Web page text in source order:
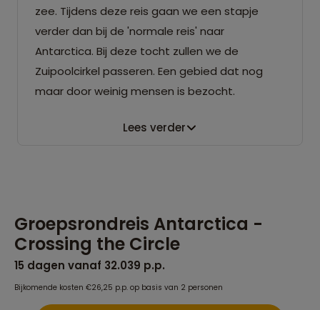
zee. Tijdens deze reis gaan we een stapje
verder dan bij de 'normale reis' naar
Antarctica. Bij deze tocht zullen we de
Zuipoolcirkel passeren. Een gebied dat nog
maar door weinig mensen is bezocht.
Lees verder
Groepsrondreis Antarctica -
Crossing the Circle
15 dagen vanaf 32.039 p.p.
Bijkomende kosten €26,25 p.p. op basis van 2 personen